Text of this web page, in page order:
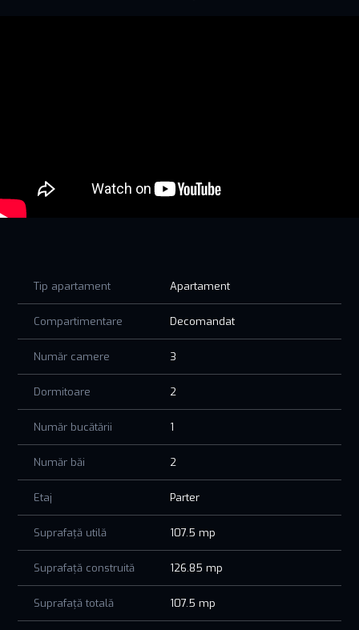
Situat în Perpetum Residence III – Tomis Nord/Carrefour, într-
o zonă selectă, aproape de tot ce ai nevoie, dar suficient de
liniștită pentru a simți că ai evadat.
Hai să-l vezi! Locul tău preferat s-ar putea să fie chiar terasa
Imaginile sunt cu titlu de prezentare.
PRETUL AFISAT NU CONTINE TVA!
Tip apartament Apartament
Compartimentare Decomandat
Număr camere 3
Dormitoare 2
Număr bucătării 1
Număr băi 2
Etaj Parter
Suprafață utilă 107.5 mp
Suprafață construită 126.85 mp
Suprafață totală 107.5 mp